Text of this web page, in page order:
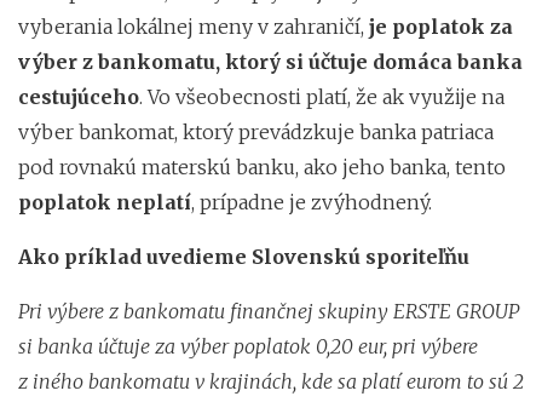
vyberania lokálnej meny v zahraničí, je poplatok za
výber z bankomatu, ktorý si účtuje domáca banka
cestujúceho. Vo všeobecnosti platí, že ak využije na
výber bankomat, ktorý prevádzkuje banka patriaca
pod rovnakú materskú banku, ako jeho banka, tento
poplatok neplatí, prípadne je zvýhodnený.
Ako príklad uvedieme Slovenskú sporiteľňu
Pri výbere z bankomatu finančnej skupiny ERSTE GROUP
si banka účtuje za výber poplatok 0,20 eur, pri výbere
z iného bankomatu v krajinách, kde sa platí eurom to sú 2